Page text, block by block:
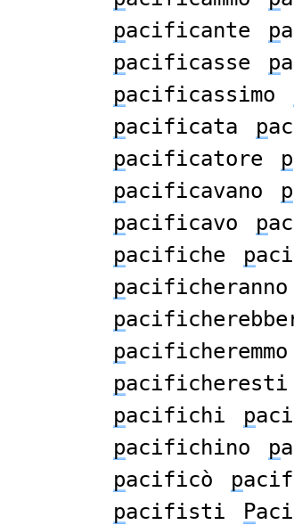
pacificante p
pacificasse p
pacificassimo
pacificata p
pacificatore p
pacificavano p
pacificavo p
pacifiche p
pacificheranno
p
pacificheremmo
pacificheresti
pacifichi p
pacifichino p
pacificò p
pacifisti P